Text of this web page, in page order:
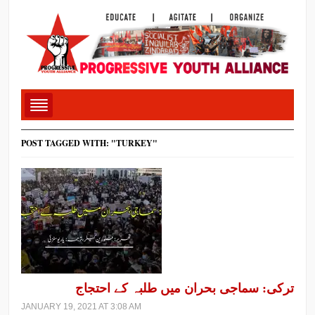
POST TAGGED WITH: "TURKEY"
ترکی: سماجی بحران میں طلبہ کے احتجاج
JANUARY 19, 2021 AT 3:08 AM